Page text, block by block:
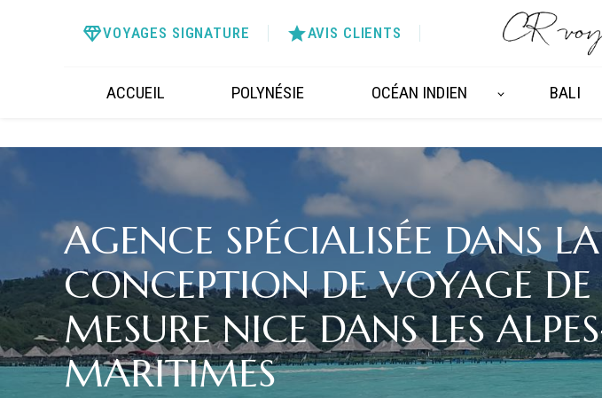
diamondVOYAGES SIGNATURE starAVIS CLIENTS
ACCUEIL POLYNÉSIE OCÉAN INDIEN BALI
AGENCE SPÉCIALISÉE DANS LA
CONCEPTION DE VOYAGE DE
MESURE NICE DANS LES
MARITIMES